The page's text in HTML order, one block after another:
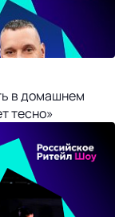
в домашнем
тесно»